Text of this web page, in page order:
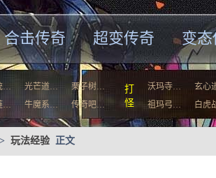
合击传奇 超变传奇 变
… 光芒道…
栗子树…
… 牛魔系… 传奇吧…
打
怪
沃玛寺…
玄心
祖玛弓…
白虎
玩法经验 正文